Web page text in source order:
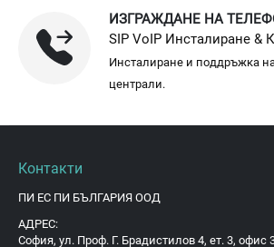
ИЗГРАЖДАНЕ НА
SIP VoIP Инсталиране &
Инсталиране и поддръжка
централи.
Контакти
ПИ ЕС ПИ БЪЛГАРИЯ ООД
АДРЕС:
София, ул. Проф. Г. Брадистилов 4, ет. 3, офис